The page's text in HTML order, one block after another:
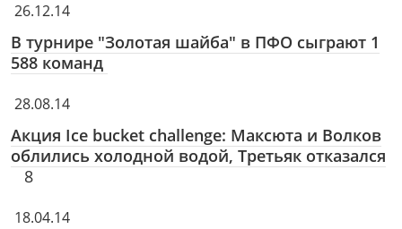
26.12.14
В турнире "Золотая шайба" в ПФО сыграют 1
588 команд
28.08.14
Акция Ice bucket challenge: Максюта и Волков
облились холодной водой, Третьяк отказался
8
18.04.14